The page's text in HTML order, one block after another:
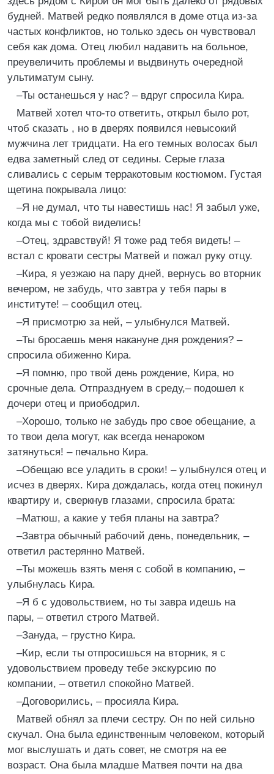
будней. Матвей редко появлялся в доме отца из-за
частых конфликтов, но только здесь он чувствовал
себя как дома. Отец любил надавить на больное,
преувеличить проблемы и выдвинуть очередной
ультиматум сыну.
–Ты останешься у нас? – вдруг спросила Кира.
Матвей хотел что-то ответить, открыл было рот,
чтоб сказать , но в дверях появился невысокий
мужчина лет тридцати. На его темных волосах был
едва заметный след от седины. Серые глаза
сливались с серым терракотовым костюмом. Густая
щетина покрывала лицо:
–Я не думал, что ты навестишь нас! Я забыл уже,
когда мы с тобой виделись!
–Отец, здравствуй! Я тоже рад тебя видеть! –
встал с кровати сестры Матвей и пожал руку отцу.
–Кира, я уезжаю на пару дней, вернусь во вторник
вечером, не забудь, что завтра у тебя пары в
институте! – сообщил отец.
–Я присмотрю за ней, – улыбнулся Матвей.
–Ты бросаешь меня накануне дня рождения? –
спросила обиженно Кира.
–Я помню, про твой день рождение, Кира, но
срочные дела. Отпразднуем в среду,– подошел к
дочери отец и приободрил.
–Хорошо, только не забудь про свое обещание, а
то твои дела могут, как всегда ненароком
затянуться! – печально Кира.
–Обещаю все уладить в сроки! – улыбнулся отец и
исчез в дверях. Кира дождалась, когда отец покинул
квартиру и, сверкнув глазами, спросила брата:
–Матюш, а какие у тебя планы на завтра?
–Завтра обычный рабочий день, понедельник, –
ответил растерянно Матвей.
–Ты можешь взять меня с собой в компанию, –
улыбнулась Кира.
–Я б с удовольствием, но ты завра идешь на
пары, – ответил строго Матвей.
–Зануда, – грустно Кира.
–Кир, если ты отпросишься на вторник, я с
удовольствием проведу тебе экскурсию по
компании, – ответил спокойно Матвей.
–Договорились, – просияла Кира.
Матвей обнял за плечи сестру. Он по ней сильно
скучал. Она была единственным человеком, который
мог выслушать и дать совет, не смотря на ее
возраст. Она была младше Матвея почти на два